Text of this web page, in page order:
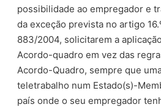
possibilidade ao empregador e
da exceção prevista no artigo
883/2004, solicitarem a
Acordo-quadro em vez das
Acordo-Quadro, sempre que
teletrabalho num Estado(s)-
país onde o seu empregador